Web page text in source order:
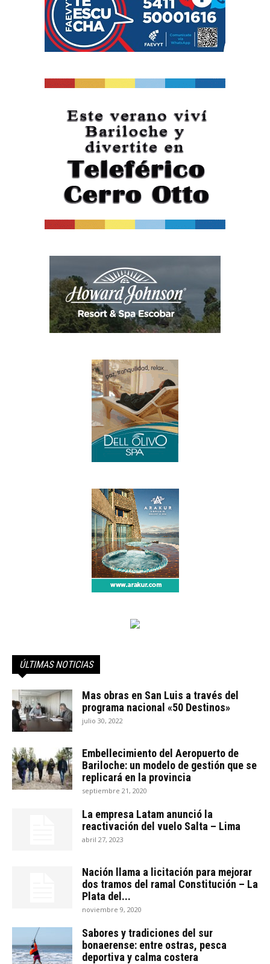
ÚLTIMAS NOTICIAS
Mas obras en San Luis a través del
programa nacional «50 Destinos»
julio 30, 2022
Embellecimiento del Aeropuerto de
Bariloche: un modelo de gestión que se
replicará en la provincia
septiembre 21, 2020
La empresa Latam anunció la
reactivación del vuelo Salta – Lima
abril 27, 2023
Nación llama a licitación para mejorar
dos tramos del ramal Constitución – La
Plata del...
noviembre 9, 2020
Sabores y tradiciones del sur
bonaerense: entre ostras, pesca
deportiva y calma costera